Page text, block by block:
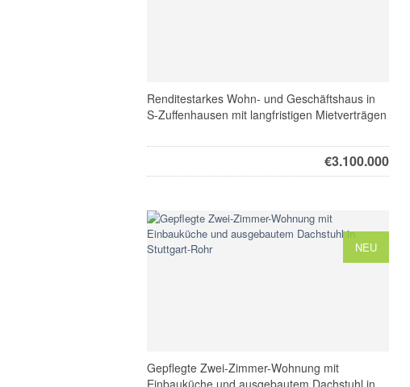
Renditestarkes Wohn- und Geschäftshaus in
S-Zuffenhausen mit langfristigen Mietverträgen
€3.100.000
NEU
Gepflegte Zwei-Zimmer-Wohnung mit
Einbauküche und ausgebautem Dachstuhl in